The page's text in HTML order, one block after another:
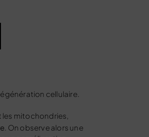
cellulaire.
les mitochondries
. On observe alors une